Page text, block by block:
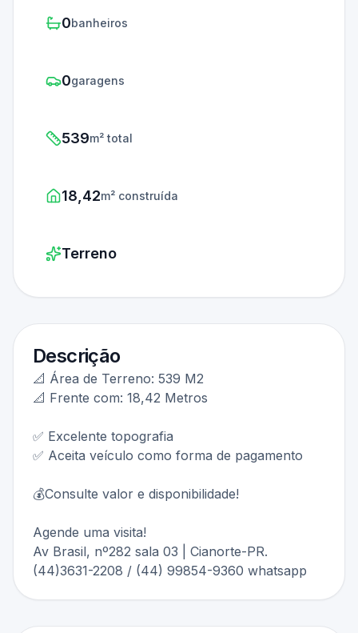
0banheiros
0garagens
539m² total
18,42m² construída
Terreno
Descrição
📐 Área de Terreno: 539 M2
📐 Frente com: 18,42 Metros
✅ Excelente topografia
✅ Aceita veículo como forma de pagamento
💰Consulte valor e disponibilidade!
Agende uma visita!
Av Brasil, nº282 sala 03 | Cianorte-PR.
(44)3631-2208 / (44) 99854-9360 whatsapp